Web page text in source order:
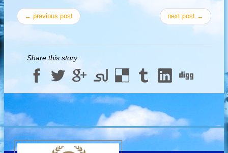
← previous post next post →
Share this story